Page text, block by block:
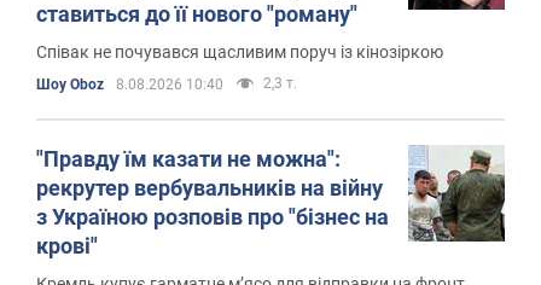
ставиться до її нового "роману"
Співак не почувався щасливим поруч із кінозіркою
Шоу Oboz 8.08.2026 10:40 2,3 т.
"Правду їм казати не можна":
рекрутер вербувальників на війну
з Україною розповів про "бізнес на
крові"